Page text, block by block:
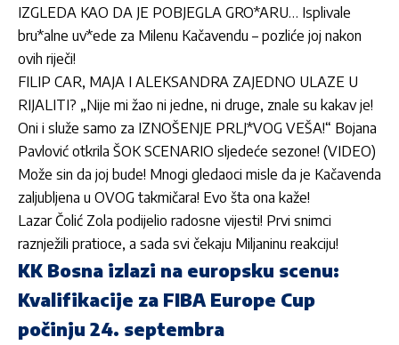
IZGLEDA KAO DA JE POBJEGLA GRO*ARU… Isplivale
bru*alne uv*ede za Milenu Kačavendu – pozliće joj nakon
ovih riječi!
FILIP CAR, MAJA I ALEKSANDRA ZAJEDNO ULAZE U
RIJALITI? „Nije mi žao ni jedne, ni druge, znale su kakav je!
Oni i služe samo za IZNOŠENJE PRLJ*VOG VEŠA!“ Bojana
Pavlović otkrila ŠOK SCENARIO sljedeće sezone! (VIDEO)
Može sin da joj bude! Mnogi gledaoci misle da je Kačavenda
zaljubljena u OVOG takmičara! Evo šta ona kaže!
Lazar Čolić Zola podijelio radosne vijesti! Prvi snimci
raznježili pratioce, a sada svi čekaju Miljaninu reakciju!
KK Bosna izlazi na europsku scenu:
Kvalifikacije za FIBA Europe Cup
počinju 24. septembra